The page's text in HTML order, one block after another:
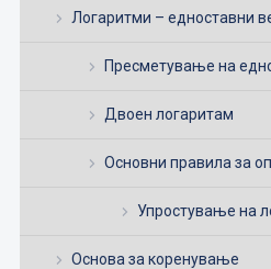
Логаритми – едноставни
Пресметување на
Двоен логаритам
Основни правила за
Упростување на
Основа за коренување